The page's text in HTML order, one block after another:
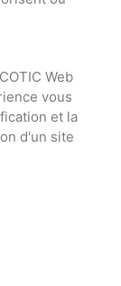
Web
vous
et la
d'un site